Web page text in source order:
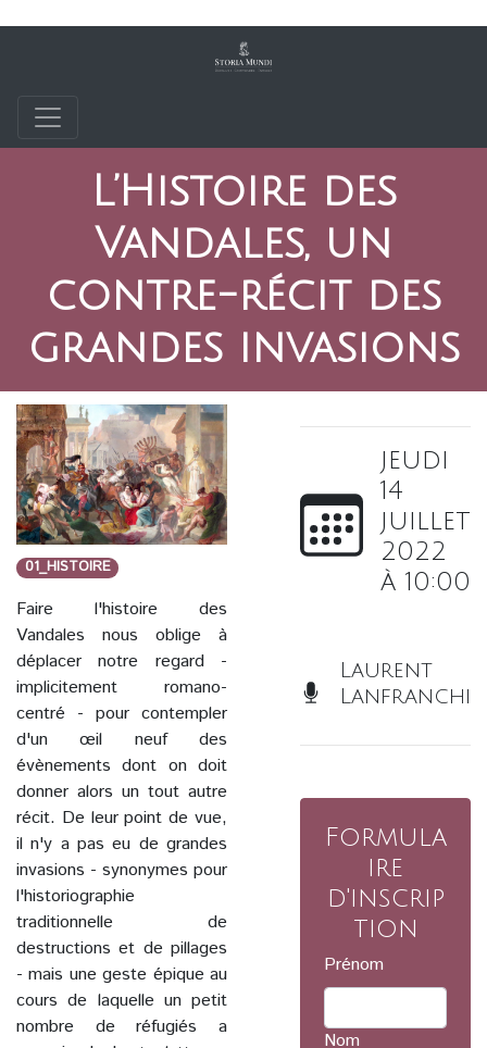
L’Histoire des
Vandales, un
contre-récit des
grandes invasions
01_HISTOIRE
Faire l'histoire des
Vandales nous oblige à
déplacer notre regard -
implicitement romano-
centré - pour contempler
d'un œil neuf des
évènements dont on doit
donner alors un tout autre
récit. De leur point de vue,
il n'y a pas eu de grandes
invasions - synonymes pour
l'historiographie
traditionnelle de
destructions et de pillages
- mais une geste épique au
cours de laquelle un petit
nombre de réfugiés a
jeudi
14
juillet
2022
à 10:00
Laurent
Lanfranchi
Formula
ire
d'inscrip
tion
Prénom
Nom